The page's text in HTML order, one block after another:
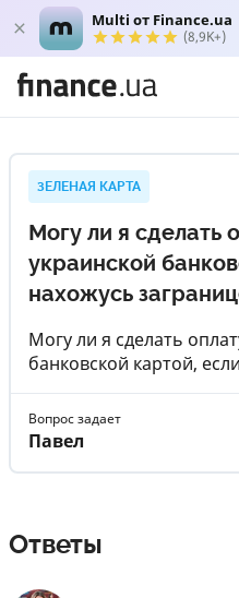
Multi от Finance.ua
(8,9K+)
ЗЕЛЕНАЯ КАРТА
Могу ли я сделать
украинской
нахожусь
Могу ли я сделать
банковской картой,
Вопрос задает
Павел
Ответы